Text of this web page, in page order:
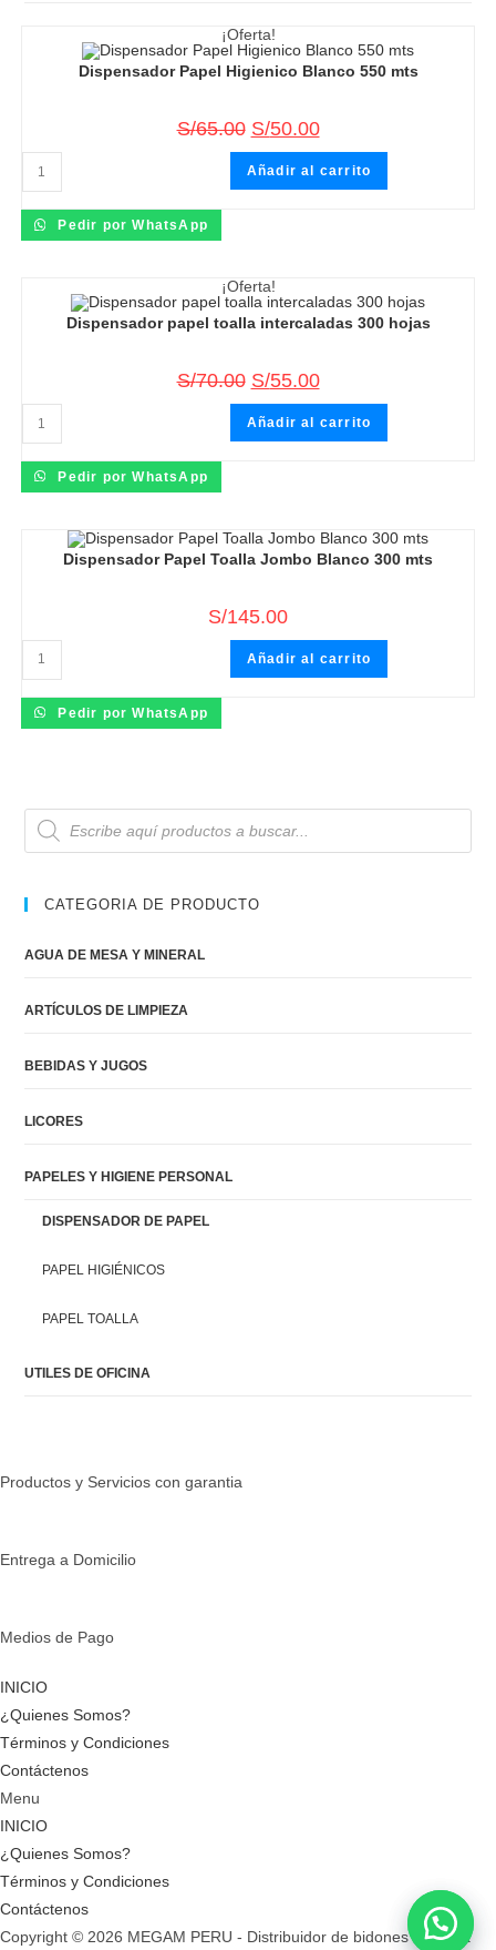
¡Oferta!
Dispensador Papel Higienico Blanco 550 mts
S/65.00 S/50.00
Blanco
550
mts
Añadir al carrito
Pedir por WhatsApp
¡Oferta!
Dispensador papel toalla intercaladas 300 hojas
S/70.00 S/55.00
300
hojas
Añadir al carrito
Pedir por WhatsApp
Dispensador Papel Toalla Jombo Blanco 300 mts
S/145.00
Blanco
300
Añadir al carrito
Pedir por WhatsApp
Búsqueda
de
productos
CATEGORIA DE PRODUCTO
AGUA DE MESA Y MINERAL
ARTÍCULOS DE LIMPIEZA
BEBIDAS Y JUGOS
LICORES
PAPELES Y HIGIENE PERSONAL
DISPENSADOR DE PAPEL
PAPEL HIGIÉNICOS
PAPEL TOALLA
UTILES DE OFICINA
Productos y Servicios con garantia
Entrega a Domicilio
Medios de Pago
INICIO
¿Quienes Somos?
Términos y Condiciones
Contáctenos
Menu
INICIO
¿Quienes Somos?
Términos y Condiciones
Contáctenos
Copyright © 2026 MEGAM PERU - Distribuidor de bidones de agua